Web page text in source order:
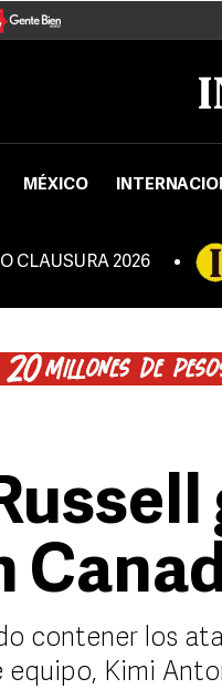
MÉXICO
CLAUSURA 2026
contener los
Kimi